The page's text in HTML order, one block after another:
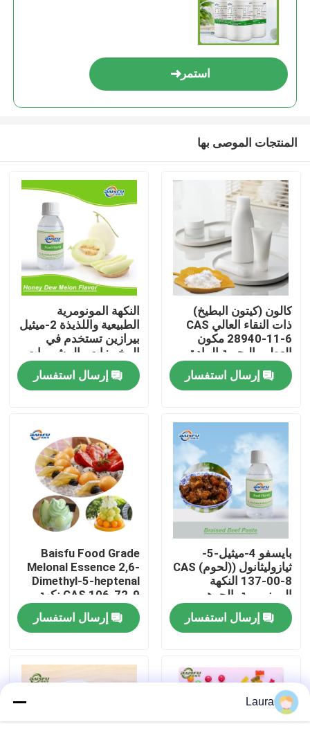
المنزل
المنتجات
برنامج VR
حولنا
جولة في المصنع
مراقبة الجودة
اتصل بنا
أخبار
نكهات الجوهر الغذائي
استمر
المنتجات الموصى بها
كالون (كيتون البطيخ)
ذات النقاء العالي CAS
28940-11-6 مكون
العطور البحرية المادة
المائية الاصطناعية
إرسال استفسار
النكهة المونومرية
الطبيعية واللذيذة 2-ميثيل
بيرازين تستخدم في
المخبوزات والمشروبات
الباردة والتبغ
إرسال استفسار
بايسفو 4-ميثيل-5-
ثيازوليثانول ((لحوم) CAS
137-00-8 النكهة
المونومرية، الجوهر
المضاف
إرسال استفسار
Baisfu Food Grade
Melonal Essence 2,6-
Dimethyl-5-heptenal
CAS 106-72-9 نكهة
البطيخ الطازجة
للمشروبات والعطور
اليومية
إرسال استفسار
Laura